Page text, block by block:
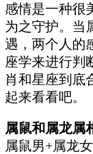
感情是一种很
为之守护。当
遇，两个人的
座学来进行判
肖和星座到底
起来看看吧。
属鼠和属龙属
属鼠男+属龙